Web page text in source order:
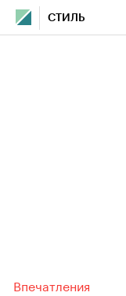
СТИЛЬ
Впечатления